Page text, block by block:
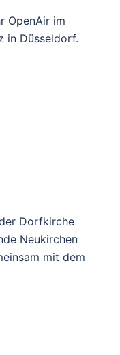
OpenAir im
in Düsseldorf.
Dorfkirche
Neukirchen
mit dem